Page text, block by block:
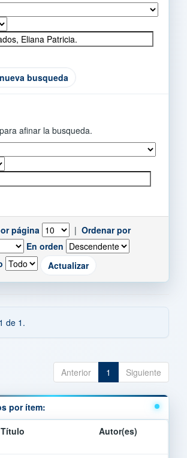
busqueda
afinar la busqueda.
página | Ordenar por
En orden
de 1.
Anterior 1 Siguiente
por ítem:
Título Autor(es)